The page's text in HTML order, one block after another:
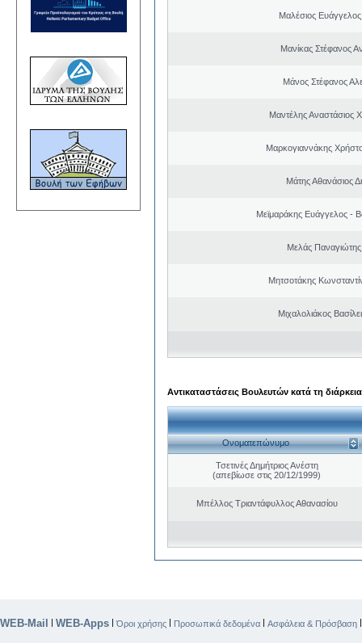
Μαλέσιος
Μανίκας Στέφανος
Μάνος Στέφανος
Μαντέλης Αναστάσιος
Μαρκογιαννάκης
Μάτης Αθανάσιος
Μεϊμαράκης Ευάγγελος -
Μελάς
Μητσοτάκης
Μιχαλολιάκος
Αντικαταστάσεις Βουλευτών κατά τη
Ονοματεπώνυμο
Τσετινές Δημήτριος Ανέστη
(απεβίωσε στις 20/12/1999)
Μπέλλος Τριαντάφυλλος Αθανασίου
WEB-Mail | WEB-Apps |Όροι χρήσης | Προσωπικά δεδομένα | Ασφάλεια & Πρόσβαση